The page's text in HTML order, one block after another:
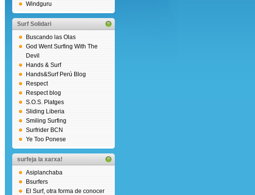
Windguru
Surf Solidari
Buscando las Olas
God Went Surfing With The
Devil
Hands & Surf
Hands&Surf Perú Blog
Respect
Respect blog
S.O.S. Platges
Sliding Liberia
Smiling Surfing
Surfrider BCN
Ye Too Ponese
surfeja la xarxa!
Asiplanchaba
Bsurfers
El Surf, otra forma de conocer